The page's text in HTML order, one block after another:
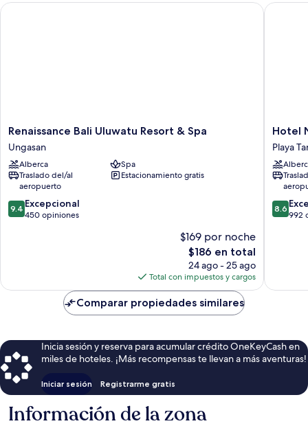
Renaissance
Bali
Uluwatu
Resort
&
Spa
Ungasan
Renaissance Bali Uluwatu Resort & Spa
Ungasan
Alberca
Spa
Traslado del/al
aeropuerto
Estacionamiento gratis
9.4
de
9.4 Excepcional
450 opiniones
$169 por noche
El
precio
actual
es
de
$186
$186 en total
24 ago - 25 ago
Total con impuestos y cargos
Renaissance Bali Uluwatu Resort & Spa
Hotel
Nikko
Bali
Benoa
Beach
Playa
Tanjung
Benoa
Hotel
Playa
8.6
de
8.6
992
Hotel
Comparar propiedades similares
Inicia sesión y reserva para acumular crédito OneKeyCash en
miles de hoteles. ¡Más recompensas te llevan a más aventuras!
Iniciar sesión Registrarme gratis
Información de la zona